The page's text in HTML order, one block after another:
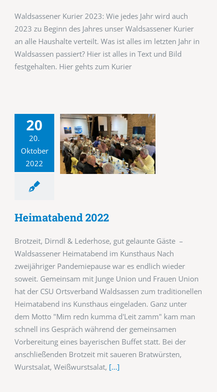
Waldsassener Kurier 2023: Wie jedes Jahr wird auch
2023 zu Beginn des Jahres unser Waldsassener Kurier
an alle Haushalte verteilt. Was ist alles im letzten Jahr in
Waldsassen passiert? Hier ist alles in Text und Bild
festgehalten. Hier gehts zum Kurier
20
20.
Oktober
2022
Heimatabend 2022
Brotzeit, Dirndl & Lederhose, gut gelaunte Gäste –
Waldsassener Heimatabend im Kunsthaus Nach
zweijähriger Pandemiepause war es endlich wieder
soweit. Gemeinsam mit Junge Union und Frauen Union
hat der CSU Ortsverband Waldsassen zum traditionellen
Heimatabend ins Kunsthaus eingeladen. Ganz unter
dem Motto "Mim redn kumma d'Leit zamm" kam man
schnell ins Gespräch während der gemeinsamen
Vorbereitung eines bayerischen Buffet statt. Bei der
anschließenden Brotzeit mit saueren Bratwürsten,
Wurstsalat, Weißwurstsalat, [...]